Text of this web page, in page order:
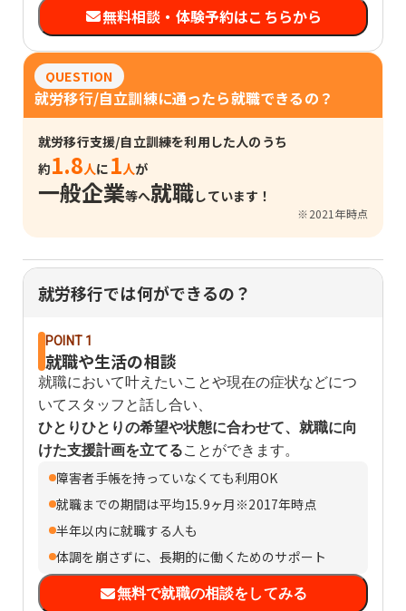
無料相談・体験予約はこちらから
QUESTION
就労移行/自立訓練に通ったら就職できるの？
就労移行支援/自立訓練を利用した人のうち
約1.8人に 1人が
一般企業等へ就職しています！
※2021年時点
就労移行では何ができるの？
POINT 1
就職や生活の相談
就職において叶えたいことや現在の症状などにつ
いてスタッフと話し合い、
ひとりひとりの希望や状態に合わせて、就職に向
けた支援計画を立てることができます。
障害者手帳を持っていなくても利用OK
就職までの期間は平均15.9ヶ月※2017年時点
半年以内に就職する人も
体調を崩さずに、長期的に働くためのサポート
無料で就職の相談をしてみる